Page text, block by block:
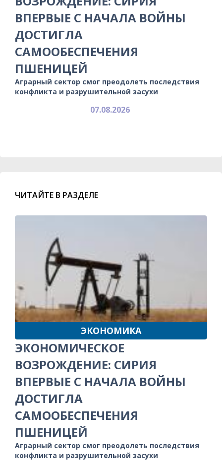
ВПЕРВЫЕ С НАЧАЛА ВОЙНЫ
ДОСТИГЛА
САМООБЕСПЕЧЕНИЯ
ПШЕНИЦЕЙ
Аграрный сектор смог преодолеть последствия
конфликта и разрушительной засухи
07.08.2026
ЧИТАЙТЕ В РАЗДЕЛЕ
ЭКОНОМИКА
ЭКОНОМИЧЕСКОЕ
ВОЗРОЖДЕНИЕ: СИРИЯ
ВПЕРВЫЕ С НАЧАЛА ВОЙНЫ
ДОСТИГЛА
САМООБЕСПЕЧЕНИЯ
ПШЕНИЦЕЙ
Аграрный сектор смог преодолеть последствия
конфликта и разрушительной засухи